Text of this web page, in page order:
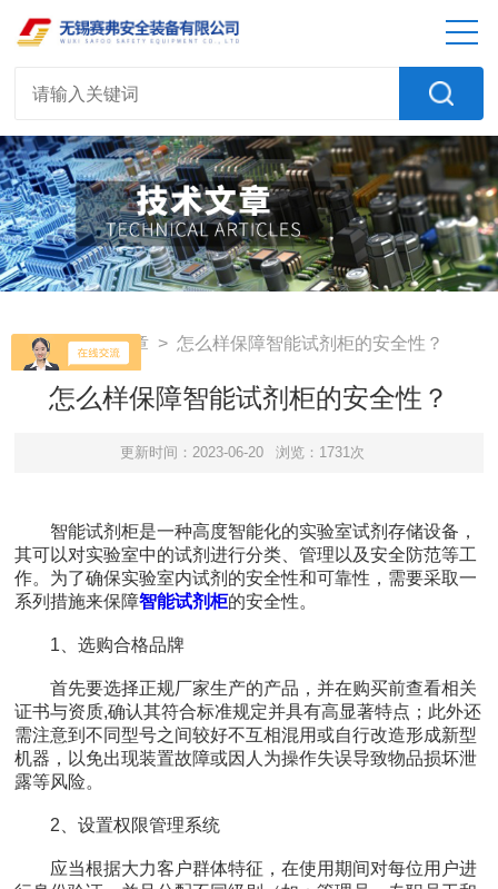
首页 >技术文章 > 怎么样保障智能试剂柜的安全性？
怎么样保障智能试剂柜的安全性？
更新时间：2023-06-20 浏览：1731次
智能试剂柜是一种高度智能化的实验室试剂存储设备，
其可以对实验室中的试剂进行分类、管理以及安全防范等工
作。为了确保实验室内试剂的安全性和可靠性，需要采取一
系列措施来保障智能试剂柜的安全性。
1、选购合格品牌
首先要选择正规厂家生产的产品，并在购买前查看相关
证书与资质,确认其符合标准规定并具有高显著特点；此外还
需注意到不同型号之间较好不互相混用或自行改造形成新型
机器，以免出现装置故障或因人为操作失误导致物品损坏泄
露等风险。
2、设置权限管理系统
应当根据大力客户群体特征，在使用期间对每位用户进